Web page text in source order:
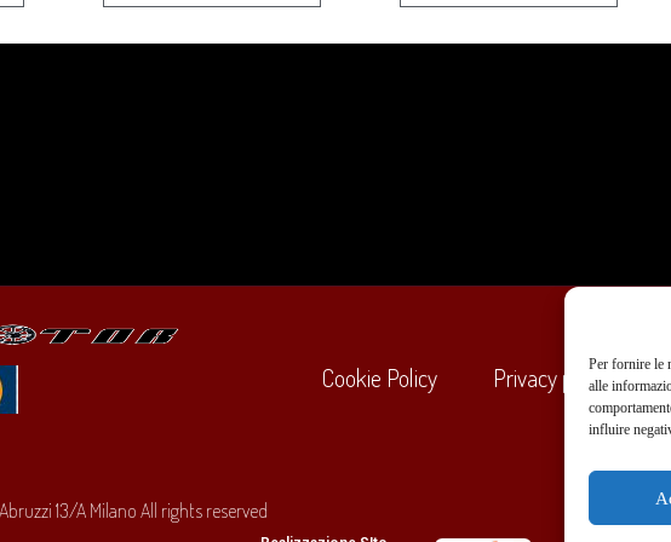
Per fornire le
alle
influire
Cookie Policy Privacy policy
13/A Milano All rights reserved